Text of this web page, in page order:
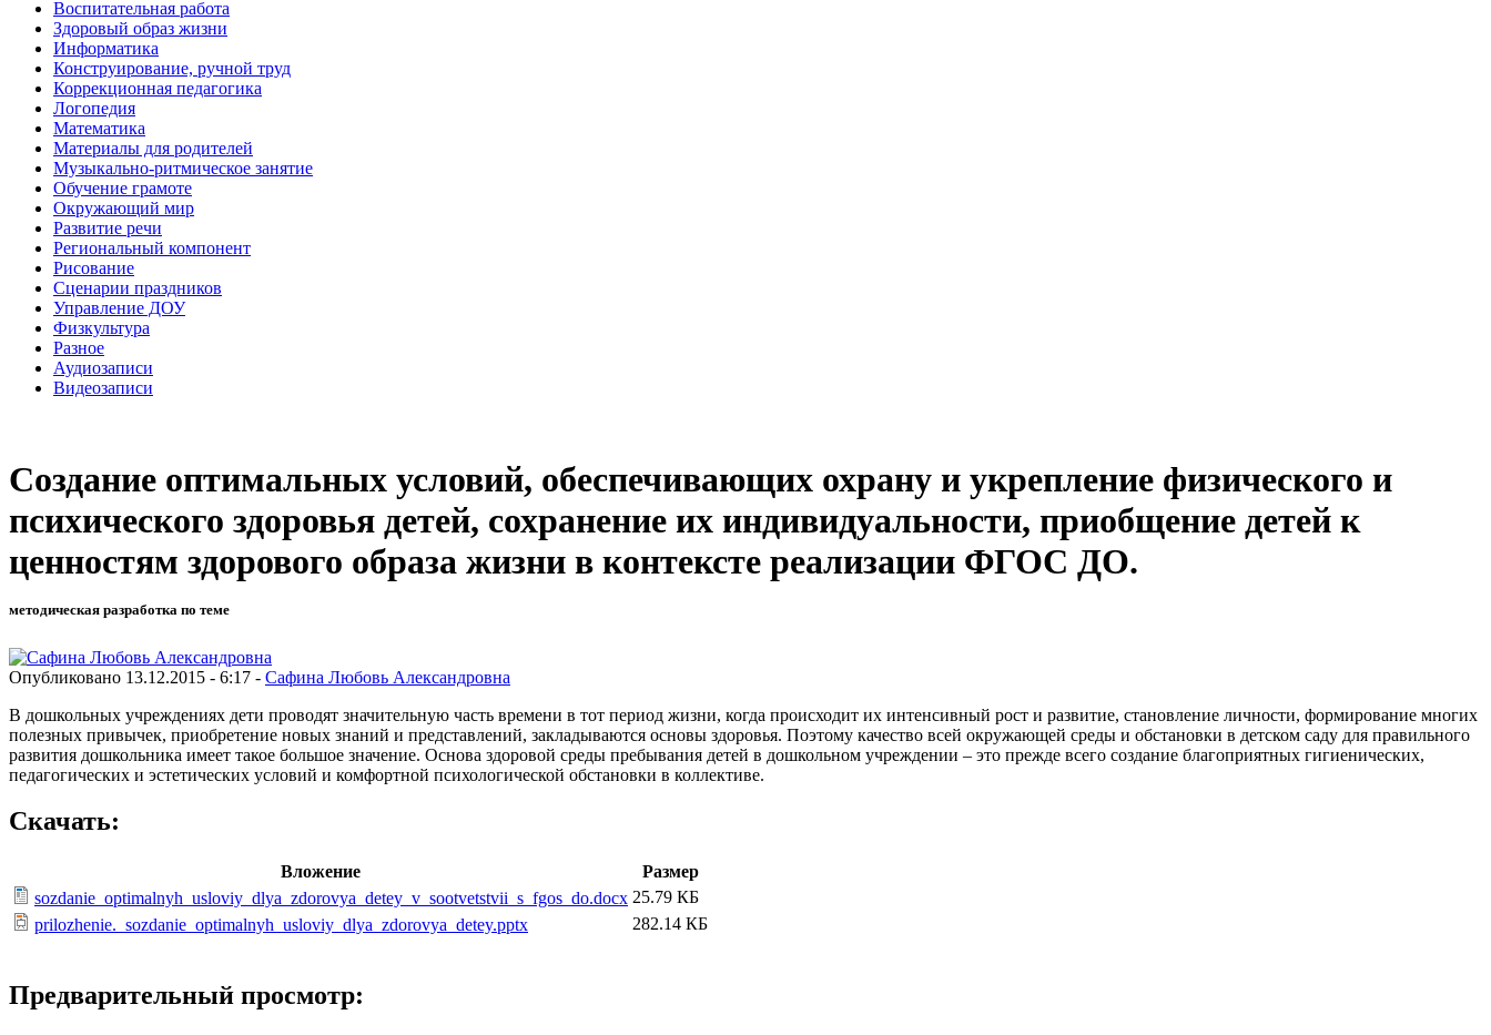
Воспитательная работа
Здоровый образ жизни
Информатика
Конструирование, ручной труд
Коррекционная педагогика
Логопедия
Математика
Материалы для родителей
Музыкально-ритмическое занятие
Обучение грамоте
Окружающий мир
Развитие речи
Региональный компонент
Рисование
Сценарии праздников
Управление ДОУ
Физкультура
Разное
Аудиозаписи
Видеозаписи
Создание оптимальных условий, обеспечивающих охрану и укрепление физического и
психического здоровья детей, сохранение их индивидуальности, приобщение детей к
ценностям здорового образа жизни в контексте реализации ФГОС ДО.
методическая разработка по теме
Опубликовано 13.12.2015 - 6:17 - Сафина Любовь Александровна
В дошкольных учреждениях дети проводят значительную часть времени в тот период жизни, когда происходит их интенсивный рост и развитие, становление личности, формирование многих
полезных привычек, приобретение новых знаний и представлений, закладываются основы здоровья. Поэтому качество всей окружающей среды и обстановки в детском саду для правильного
развития дошкольника имеет такое большое значение. Основа здоровой среды пребывания детей в дошкольном учреждении – это прежде всего создание благоприятных гигиенических,
педагогических и эстетических условий и комфортной психологической обстановки в коллективе.
Скачать:
Вложение
Размер
sozdanie_optimalnyh_usloviy_dlya_zdorovya_detey_v_sootvetstvii_s_fgos_do.docx 25.79 КБ
prilozhenie._sozdanie_optimalnyh_usloviy_dlya_zdorovya_detey.pptx
282.14 КБ
Предварительный просмотр: